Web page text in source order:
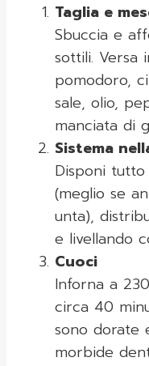
Taglia e
Sbuccia e
sottili. Versa
pomodoro,
sale, olio,
manciata di
Sistema
Disponi
(meglio se
unta),
e livellando
Cuoci
Inforna a
circa 40
sono dorate
morbide